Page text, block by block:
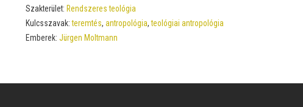
Szakterület: Rendszeres teológia
Kulcsszavak:teremtés, antropológia,teológiai antropológia
Emberek: Jürgen Moltmann